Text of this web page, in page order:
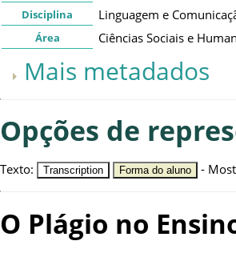
Disciplina Linguagem e
Área Ciências Sociais e
Mais metadados
Opções de
Texto: Transcription Forma do aluno -
O Plágio no